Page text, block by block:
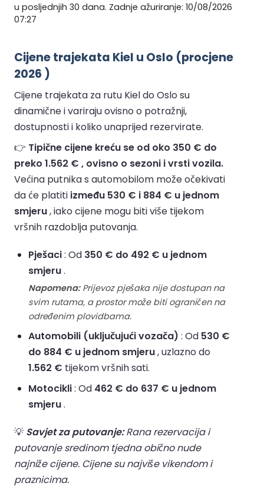
u posljednjih 30 dana. Zadnje ažuriranje: 10/08/2026
07:27
Cijene trajekata Kiel u Oslo (procjene
2026 )
Cijene trajekata za rutu Kiel do Oslo su
dinamične i variraju ovisno o potražnji,
dostupnosti i koliko unaprijed rezervirate.
👉 Tipične cijene kreću se od oko 350 € do
preko 1.562 € , ovisno o sezoni i vrsti vozila.
Većina putnika s automobilom može očekivati
da će platiti između 530 € i 884 € u jednom
smjeru, iako cijene mogu biti više tijekom
vršnih razdoblja putovanja.
Pješaci: Od 350 € do 492 € u jednom
smjeru.
Napomena:Prijevoz pješaka nije dostupan na
svim rutama, a prostor može biti ograničen na
određenim plovidbama.
Automobili (uključujući vozača) : Od 530 €
do 884 € u jednom smjeru, uzlazno do
1.562 € tijekom vršnih sati.
Motocikli: Od 462 € do 637 € u jednom
smjeru.
💡 Savjet za putovanje:Rana rezervacija i
putovanje sredinom tjedna obično nude
najniže cijene. Cijene su najviše vikendom i
praznicima.